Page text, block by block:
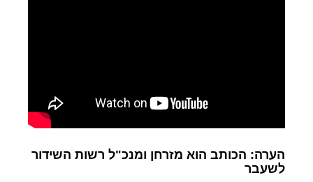
הערה: הכותב הוא מזרחן ומנכ"ל רשות השידור
לשעבר